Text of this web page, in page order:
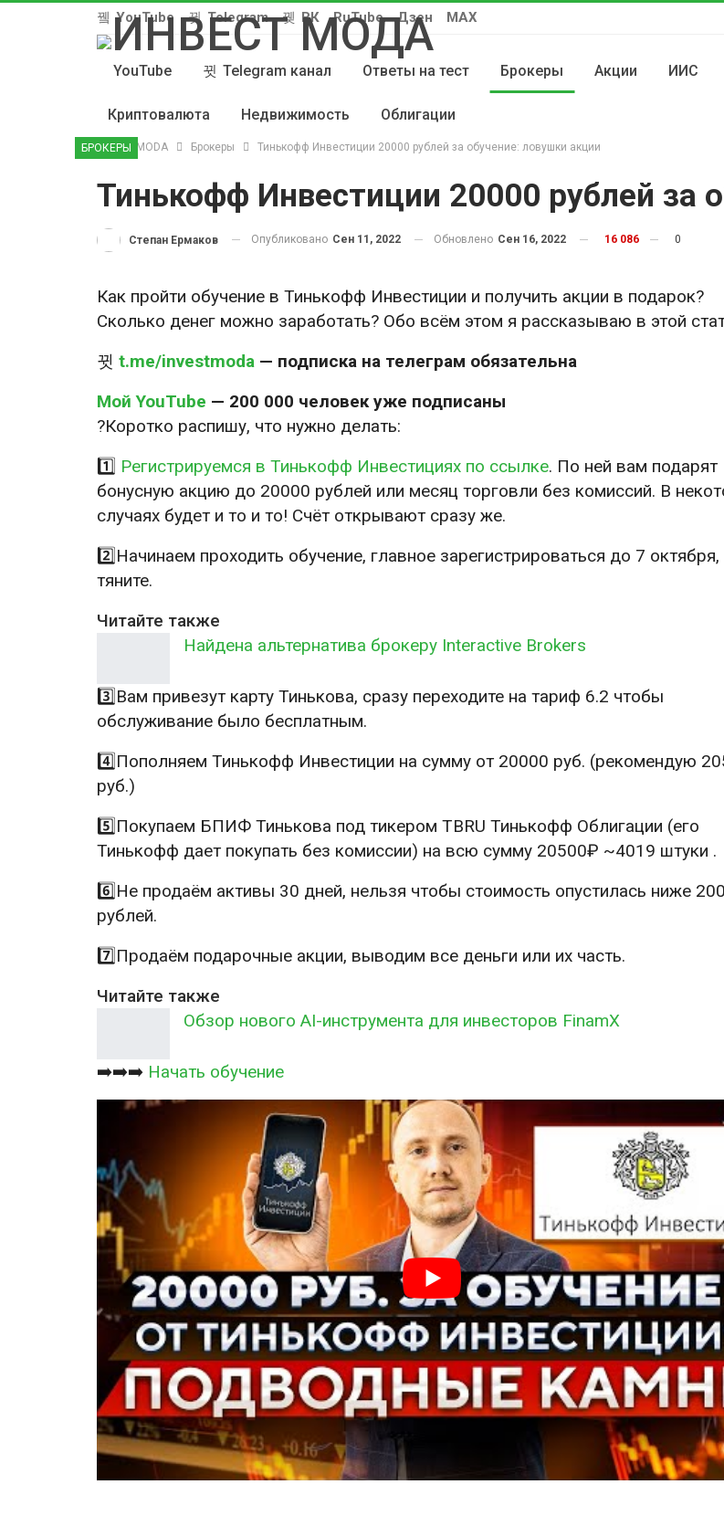
YouTube Telegram ВК RuTube Дзен MAX
YouTube Telegram канал Ответы на тест Брокеры Акции ИИС
Криптовалюта Недвижимость Облигации
INVEST MODA Брокеры Тинькофф Инвестиции 20000 рублей за обучение: ловушки акции
БРОКЕРЫ
Тинькофф Инвестиции 20000 рублей за
Степан Ермаков Опубликовано Сен 11, 2022 Обновлено Сен 16, 2022 16 086 0
Как пройти обучение в Тинькофф Инвестиции и получить акции в подарок?
Сколько денег можно заработать? Обо всём этом я рассказываю в этой
t.me/investmoda — подписка на телеграм обязательна
Мой YouTube — 200 000 человек уже подписаны
?Коротко распишу, что нужно делать:
1️⃣ Регистрируемся в Тинькофф Инвестициях по ссылке. По ней вам подарят
бонусную акцию до 20000 рублей или месяц торговли без комиссий. В
случаях будет и то и то! Счёт открывают сразу же.
2️⃣Начинаем проходить обучение, главное зарегистрироваться до 7 октября,
тяните.
Читайте также
Найдена альтернатива брокеру Interactive Brokers
3️⃣Вам привезут карту Тинькова, сразу переходите на тариф 6.2 чтобы
обслуживание было бесплатным.
4️⃣Пополняем Тинькофф Инвестиции на сумму от 20000 руб. (рекомендую
руб.)
5️⃣Покупаем БПИФ Тинькова под тикером TBRU Тинькофф Облигации (его
Тинькофф дает покупать без комиссии) на всю сумму 20500₽ ~4019 штуки .
6️⃣Не продаём активы 30 дней, нельзя чтобы стоимость опустилась ниже
рублей.
7️⃣Продаём подарочные акции, выводим все деньги или их часть.
Читайте также
Обзор нового AI-инструмента для инвесторов FinamX
➡️➡️➡️ Начать обучение